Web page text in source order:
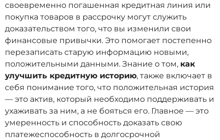
своевременно погашенная кредитная линия или
покупка товаров в рассрочку могут служить
доказательством того, что вы изменили свои
финансовые привычки. Это помогает постепенно
перезаписать старую информацию новыми,
положительными данными. Знание о том, как
улучшить кредитную историю, также включает в
себя понимание того, что положительная история
— это актив, который необходимо поддерживать и
ухаживать за ним, а не бояться его. Главное — это
умеренность и способность доказать свою
платежеспособность в долгосрочной